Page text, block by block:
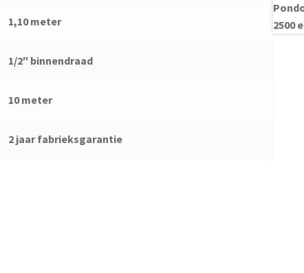
1,10 meter
1/2″ binnendraad
10 meter
2 jaar fabrieksgarantie